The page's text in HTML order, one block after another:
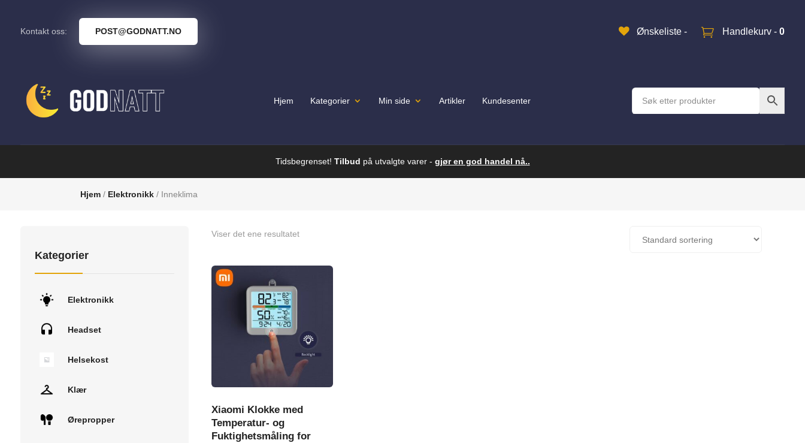
Kontakt oss: POST@GODNATT.NO Ønskeliste - Handlekurv -0
Hjem Kategorier Min side Artikler Kundesenter
Tidsbegrenset! Tilbud på utvalgte varer - gjør en god handel nå..
Hjem / Elektronikk / Inneklima
Viser det ene resultatet
Xiaomi Klokke med
Temperatur- og
Fuktighetsmåling for
Kategorier
Elektronikk
Headset
Helsekost
Klær
Ørepropper